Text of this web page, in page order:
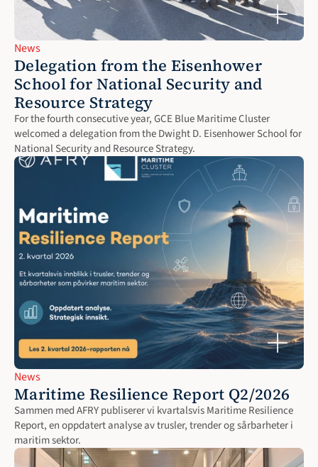
News
Delegation from the Eisenhower
School for National Security and
Resource Strategy
For the fourth consecutive year, GCE Blue Maritime Cluster
welcomed a delegation from the Dwight D. Eisenhower School for
National Security and Resource Strategy.
News
Maritime Resilience Report Q2/2026
Sammen med AFRY publiserer vi kvartalsvis Maritime Resilience
Report, en oppdatert analyse av trusler, trender og sårbarheter i
maritim sektor.